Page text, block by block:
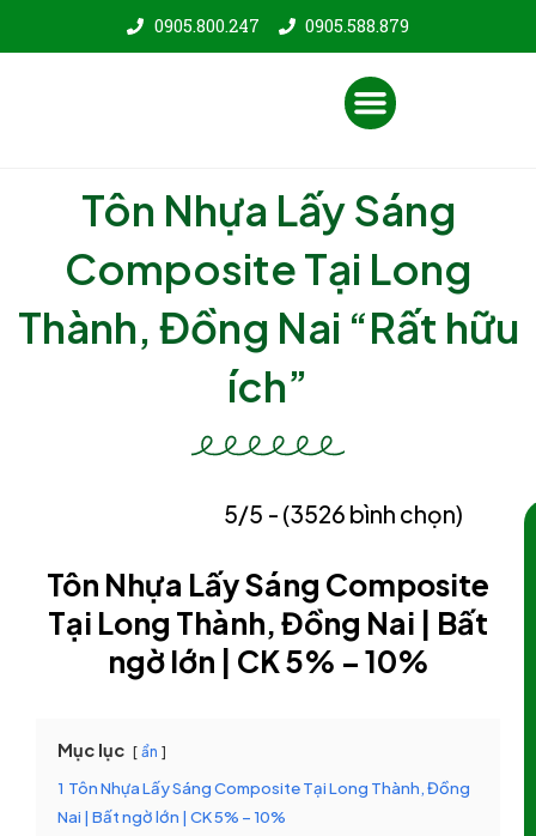
0905.800.247 0905.588.879
Menu
Tôn Nhựa Lấy Sáng
Composite Tại Long
Thành, Đồng Nai “Rất hữu
ích”
5/5 - (3526 bình chọn)
Tôn Nhựa Lấy Sáng Composite
Tại Long Thành, Đồng Nai | Bất
ngờ lớn | CK 5% – 10%
Mục lục ẩn
1 Tôn Nhựa Lấy Sáng Composite Tại Long Thành, Đồng
Nai | Bất ngờ lớn | CK 5% – 10%